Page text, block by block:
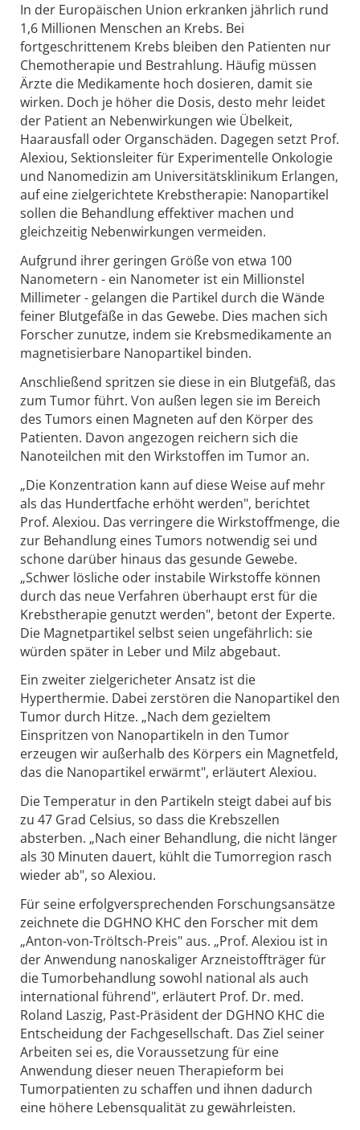
In der Europäischen Union erkranken jährlich rund
1,6 Millionen Menschen an Krebs. Bei
fortgeschrittenem Krebs bleiben den Patienten nur
Chemotherapie und Bestrahlung. Häufig müssen
Ärzte die Medikamente hoch dosieren, damit sie
wirken. Doch je höher die Dosis, desto mehr leidet
der Patient an Nebenwirkungen wie Übelkeit,
Haarausfall oder Organschäden. Dagegen setzt Prof.
Alexiou, Sektionsleiter für Experimentelle Onkologie
und Nanomedizin am Universitätsklinikum Erlangen,
auf eine zielgerichtete Krebstherapie: Nanopartikel
sollen die Behandlung effektiver machen und
gleichzeitig Nebenwirkungen vermeiden.
Aufgrund ihrer geringen Größe von etwa 100
Nanometern - ein Nanometer ist ein Millionstel
Millimeter - gelangen die Partikel durch die Wände
feiner Blutgefäße in das Gewebe. Dies machen sich
Forscher zunutze, indem sie Krebsmedikamente an
magnetisierbare Nanopartikel binden.
Anschließend spritzen sie diese in ein Blutgefäß, das
zum Tumor führt. Von außen legen sie im Bereich
des Tumors einen Magneten auf den Körper des
Patienten. Davon angezogen reichern sich die
Nanoteilchen mit den Wirkstoffen im Tumor an.
„Die Konzentration kann auf diese Weise auf mehr
als das Hundertfache erhöht werden", berichtet
Prof. Alexiou. Das verringere die Wirkstoffmenge, die
zur Behandlung eines Tumors notwendig sei und
schone darüber hinaus das gesunde Gewebe.
„Schwer lösliche oder instabile Wirkstoffe können
durch das neue Verfahren überhaupt erst für die
Krebstherapie genutzt werden", betont der Experte.
Die Magnetpartikel selbst seien ungefährlich: sie
würden später in Leber und Milz abgebaut.
Ein zweiter zielgericheter Ansatz ist die
Hyperthermie. Dabei zerstören die Nanopartikel den
Tumor durch Hitze. „Nach dem gezieltem
Einspritzen von Nanopartikeln in den Tumor
erzeugen wir außerhalb des Körpers ein Magnetfeld,
das die Nanopartikel erwärmt", erläutert Alexiou.
Die Temperatur in den Partikeln steigt dabei auf bis
zu 47 Grad Celsius, so dass die Krebszellen
absterben. „Nach einer Behandlung, die nicht länger
als 30 Minuten dauert, kühlt die Tumorregion rasch
wieder ab", so Alexiou.
Für seine erfolgversprechenden Forschungsansätze
zeichnete die DGHNO KHC den Forscher mit dem
„Anton-von-Tröltsch-Preis" aus. „Prof. Alexiou ist in
der Anwendung nanoskaliger Arzneistoffträger für
die Tumorbehandlung sowohl national als auch
international führend", erläutert Prof. Dr. med.
Roland Laszig, Past-Präsident der DGHNO KHC die
Entscheidung der Fachgesellschaft. Das Ziel seiner
Arbeiten sei es, die Voraussetzung für eine
Anwendung dieser neuen Therapieform bei
Tumorpatienten zu schaffen und ihnen dadurch
eine höhere Lebensqualität zu gewährleisten.